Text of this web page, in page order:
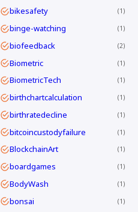
bikesafety 1
binge-watching 1
biofeedback 2
Biometric 1
BiometricTech 1
birthchartcalculation 1
birthratedecline 1
bitcoincustodyfailure 1
BlockchainArt 1
boardgames 1
BodyWash 1
bonsai 1